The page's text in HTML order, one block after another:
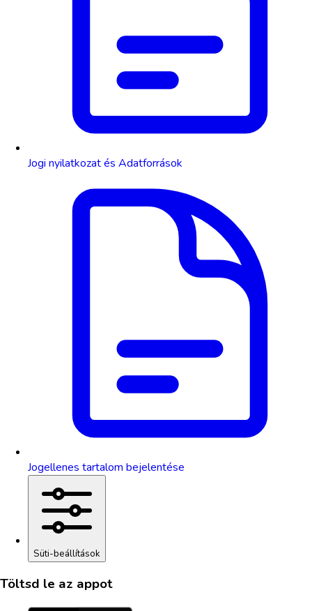
Jogi nyilatkozat és Adatforrások
Jogellenes tartalom bejelentése
Süti-beállítások
Töltsd le az appot